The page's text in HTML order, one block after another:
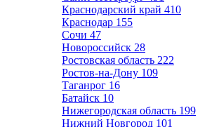
Краснодарский край 410
Краснодар 155
Сочи 47
Новороссийск 28
Ростовская область 222
Ростов-на-Дону 109
Таганрог 16
Батайск 10
Нижегородская область 199
Нижний Новгород 101